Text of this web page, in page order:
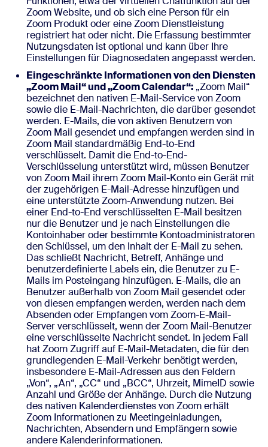
Zoom Website, und ob sich eine Person für ein
Zoom Produkt oder eine Zoom Dienstleistung
registriert hat oder nicht. Die Erfassung bestimmter
Nutzungsdaten ist optional und kann über Ihre
Einstellungen für Diagnosedaten angepasst werden.
Eingeschränkte Informationen von den Diensten
„Zoom Mail“ und „Zoom Calendar“: „Zoom Mail“
bezeichnet den nativen E-Mail-Service von Zoom
sowie die E-Mail-Nachrichten, die darüber gesendet
werden. E-Mails, die von aktiven Benutzern von
Zoom Mail gesendet und empfangen werden sind in
Zoom Mail standardmäßig End-to-End
verschlüsselt. Damit die End-to-End-
Verschlüsselung unterstützt wird, müssen Benutzer
von Zoom Mail ihrem Zoom Mail-Konto ein Gerät mit
der zugehörigen E-Mail-Adresse hinzufügen und
eine unterstützte Zoom-Anwendung nutzen. Bei
einer End-to-End verschlüsselten E-Mail besitzen
nur die Benutzer und je nach Einstellungen die
Kontoinhaber oder bestimmte Kontoadministratoren
den Schlüssel, um den Inhalt der E-Mail zu sehen.
Das schließt Nachricht, Betreff, Anhänge und
benutzerdefinierte Labels ein, die Benutzer zu E-
Mails im Posteingang hinzufügen. E-Mails, die an
Benutzer außerhalb von Zoom Mail gesendet oder
von diesen empfangen werden, werden nach dem
Absenden oder Empfangen vom Zoom-E-Mail-
Server verschlüsselt, wenn der Zoom Mail-Benutzer
eine verschlüsselte Nachricht sendet. In jedem Fall
hat Zoom Zugriff auf E-Mail-Metadaten, die für den
grundlegenden E-Mail-Verkehr benötigt werden,
insbesondere E-Mail-Adressen aus den Feldern
„Von“, „An“, „CC“ und „BCC“, Uhrzeit, MimeID sowie
Anzahl und Größe der Anhänge. Durch die Nutzung
des nativen Kalenderdienstes von Zoom erhält
Zoom Informationen zu Meetingeinladungen,
Nachrichten, Absendern und Empfängern sowie
andere Kalenderinformationen.